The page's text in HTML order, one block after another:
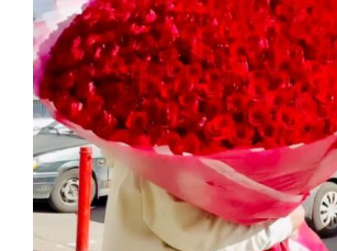
AÑADIR AL CARRITO
/
DETALLES